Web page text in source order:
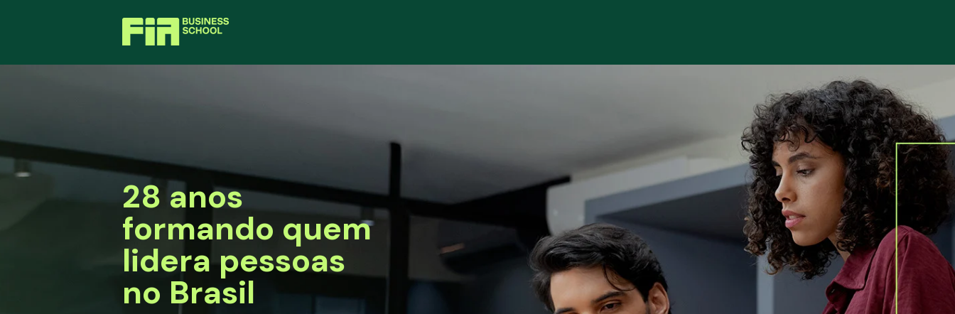
28 anos
formando quem
lidera pessoas
no Brasil